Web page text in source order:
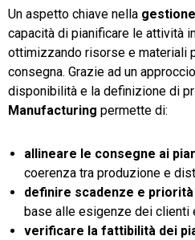
Un aspetto chiave nella
capacità di pianificare le attività
ottimizzando risorse e materiali
consegna. Grazie ad un
disponibilità e la definizione di
Manufacturing permette di:
allineare le consegne ai
coerenza tra produzione e
definire scadenze e
base alle esigenze dei
verificare la fattibilità dei